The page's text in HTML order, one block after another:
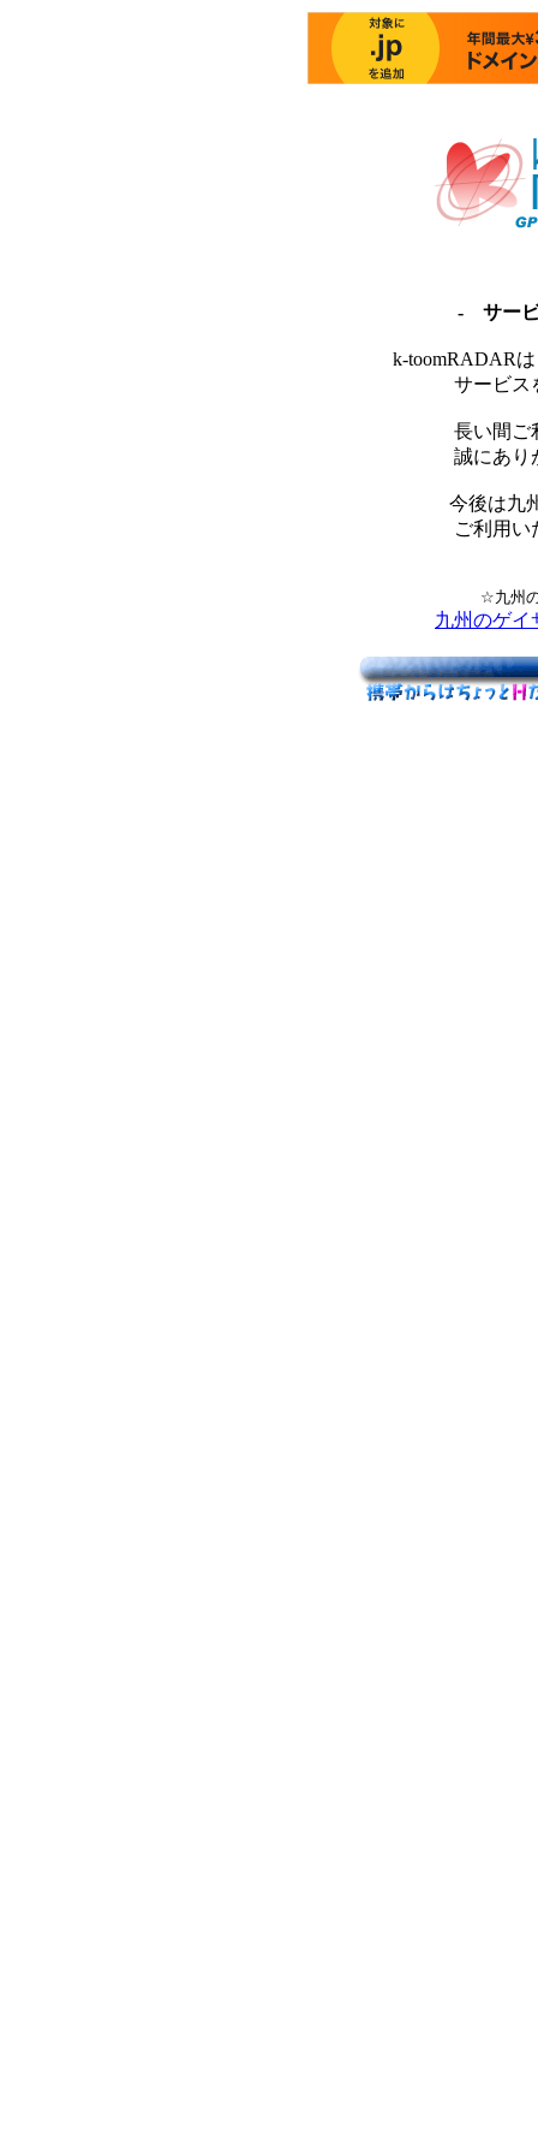
- サー
k-toomRADAR
サービス
長い間ご
誠にあり
今後は九
ご利用い
☆九州
九州のゲイ